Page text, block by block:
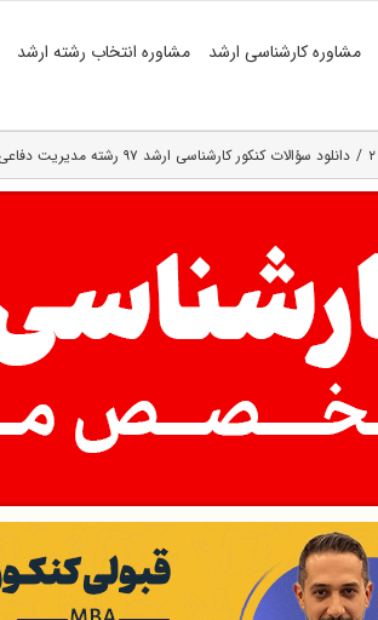
مشاوره کارشناسی ارشد مشاوره انتخاب رشته ارشد
دانلود سؤالات کنکور کارشناسی ارشد ۹۷ رشته مدیریت دفاعی (۲) (کد ۱۱۵۰)